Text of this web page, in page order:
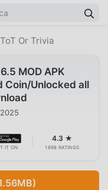
ToT Or Trivia
MOD APK
Coin/Unlocked all
IT ON
4.3 ★
1698 RATINGS